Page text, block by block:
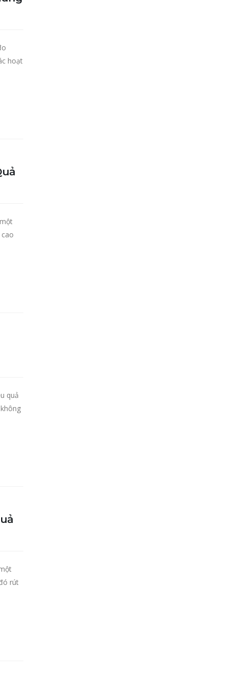
hoạt
quả
rút